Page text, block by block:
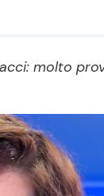
Le
molto